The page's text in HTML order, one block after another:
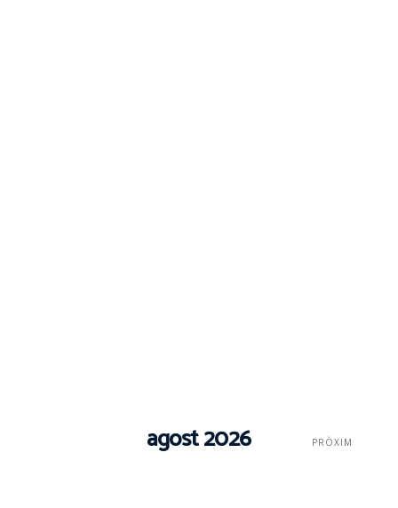
agost 2026 PRÒXIM